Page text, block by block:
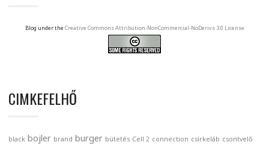
Blog under the Creative Commons Attribution-NonCommercial-NoDerivs 3.0 License
CIMKEFELHŐ
black bojler brand burger bütetés Cell 2 connection csirkeláb csontvelő